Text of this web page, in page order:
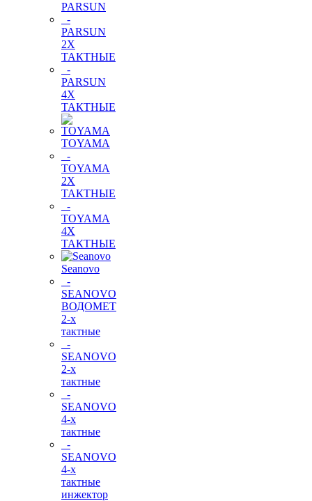
PARSUN
-
PARSUN
2Х
ТАКТНЫЕ
-
PARSUN
4Х
ТАКТНЫЕ
TOYAMA
-
TOYAMA
2Х
ТАКТНЫЕ
-
TOYAMA
4Х
ТАКТНЫЕ
Seanovo
-
SEANOVO
ВОДОМЕТ
2-х
тактные
-
SEANOVO
2-х
тактные
-
SEANOVO
4-х
тактные
-
SEANOVO
4-х
тактные
инжектор